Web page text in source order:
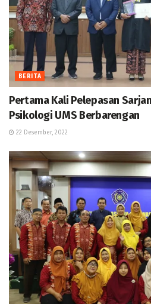
BERITA
Pertama Kali Pelepasan
Psikologi UMS Berbarengan
22 Desember, 2022